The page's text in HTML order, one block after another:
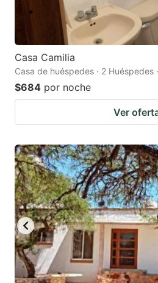
Casa Camilia
Casa de huéspedes · 2 Huéspedes
$684 por noche
Ver